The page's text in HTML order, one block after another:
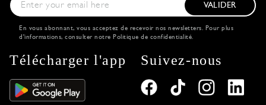
VALIDER
En vous abonnant, vous acceptez de recevoir nos newsletters. Pour plus
d'informations, consulter notre Politique de confidentialité.
Télécharger l'app Suivez-nous